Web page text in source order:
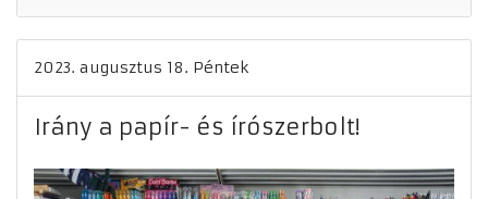
2023. augusztus 18. Péntek
Irány a papír- és írószerbolt!